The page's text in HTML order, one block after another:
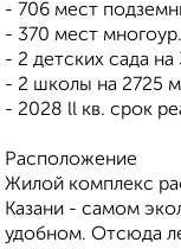
- 706 мест
- 370 мест
- 2 детских сада
- 2 школы на 2725
- 2028 ll кв. срок
Расположение
Жилой комплекс
Казани - самом
удобном. Отсюда